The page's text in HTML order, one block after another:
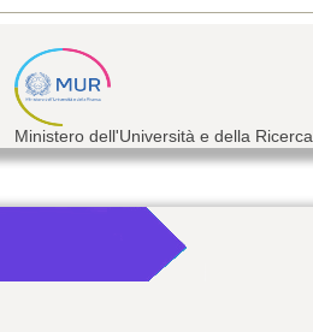
Ministero dell'Università e della Ricerca